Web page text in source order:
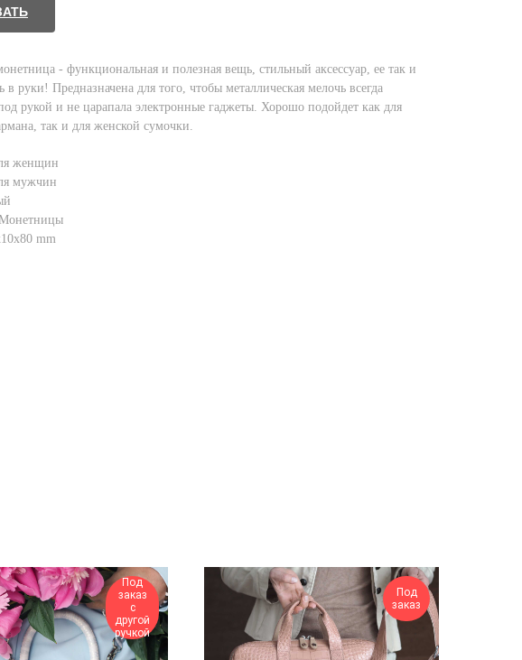
- функциональная и полезная вещь, стильный аксессуар, ее так и
в руки! Предназначена для того, чтобы металлическая мелочь всегда
рукой и не царапала электронные гаджеты. Хорошо подойдет как для
так и для женской сумочки.
женщин
мужчин
mm
Под
заказ
с
другой
ручкой
Под
заказ